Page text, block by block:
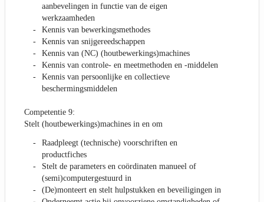
aanbevelingen in functie van de eigen
werkzaamheden
Kennis van bewerkingsmethodes
Kennis van snijgereedschappen
Kennis van (NC) (houtbewerkings)machines
Kennis van controle- en meetmethoden en -middelen
Kennis van persoonlijke en collectieve
beschermingsmiddelen
Competentie 9:
Stelt (houtbewerkings)machines in en om
Raadpleegt (technische) voorschriften en
productfiches
Stelt de parameters en coördinaten manueel of
(semi)computergestuurd in
(De)monteert en stelt hulpstukken en beveiligingen in